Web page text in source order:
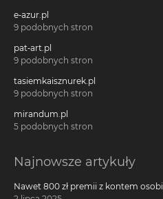
e-azur.pl
9 podobnych stron
pat-art.pl
9 podobnych stron
tasiemkaisznurek.pl
9 podobnych stron
mirandum.pl
5 podobnych stron
Najnowsze artykuły
Nawet 800 zł premii z kontem